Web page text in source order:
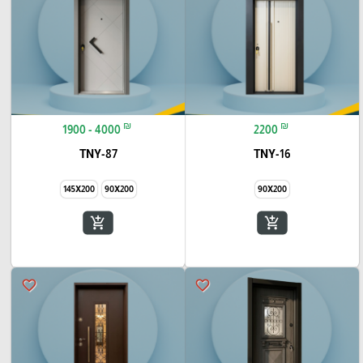
2200 ₪
TNY-16
90X200
add_shopping_cart
1900 - 4000 ₪
TNY-87
90X200
145X200
add_shopping_cart
favorite_border
favorite_border